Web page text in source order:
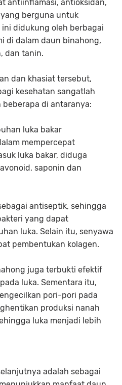
antiinflamasi, antioksidan,
berguna untuk
didukung oleh berbagai
di dalam daun binahong,
dan tanin.
dan khasiat tersebut,
kesehatan sangatlah
beberapa di antaranya:
luka bakar
mempercepat
luka bakar, diduga
saponin dan
antiseptik, sehingga
yang dapat
luka. Selain itu, senyawa
pembentukan kolagen.
juga terbukti efektif
luka. Sementara itu,
pori-pori pada
produksi nanah
luka menjadi lebih
adalah sebagai